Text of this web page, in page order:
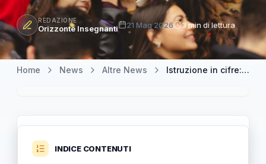
REDAZIONE
Orizzonte Insegnanti 21 Mag 2026 3 min di lettura
Home News Altre News Istruzione in cifre: 8% della spesa pubblica italiana nel 2024, quasi 89 miliardi
INDICE CONTENUTI